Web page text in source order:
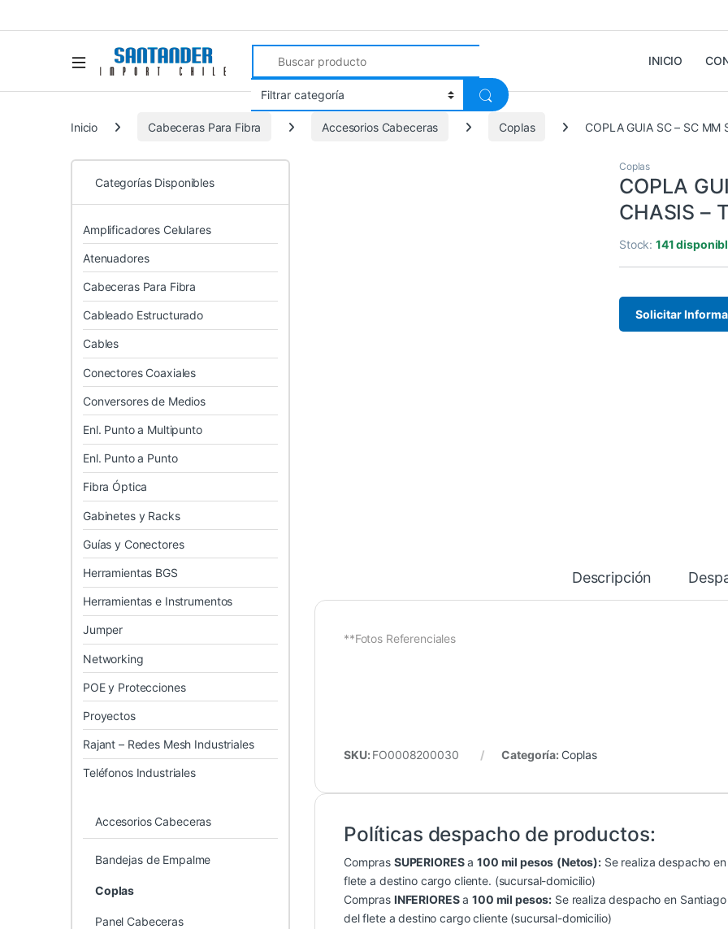
Search for:
INICIO
Inicio Cabeceras Para Fibra Accesorios Cabeceras Coplas COPLA GUIA SC – SC MM
Coplas
COPLA
CHASIS –
Stock:141
Solicitar
Descripción
**Fotos Referenciales
SKU: FO0008200030 Categoría: Coplas
Políticas despacho de productos:
Compras SUPERIORESa100 mil pesos (Netos): Se realiza despacho
flete a destino cargo cliente. (sucursal-domicilio)
Compras INFERIORESa100 mil pesos: Se realiza despacho en
del flete a destino cargo cliente (sucursal-domicilio)
Categorías Disponibles
Amplificadores Celulares
Atenuadores
Cabeceras Para Fibra
Cableado Estructurado
Cables
Conectores Coaxiales
Conversores de Medios
Enl. Punto a Multipunto
Enl. Punto a Punto
Fibra Óptica
Gabinetes y Racks
Guías y Conectores
Herramientas BGS
Herramientas e Instrumentos
Jumper
Networking
POE y Protecciones
Proyectos
Rajant – Redes Mesh Industriales
Teléfonos Industriales
Accesorios Cabeceras
Bandejas de Empalme
Coplas
Panel Cabeceras